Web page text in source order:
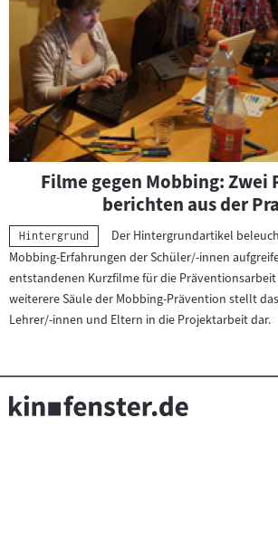
Filme gegen Mobbing: Zwei
berichten aus der
Kategorie:
Hintergrund
Der Hintergrundartikel
Mobbing-Erfahrungen der Schüler/-innen
entstandenen Kurzfilme für die Präventionsarbeit
weiterere Säule der Mobbing-Prävention stellt
Lehrer/-innen und Eltern in die Projektarbeit dar.